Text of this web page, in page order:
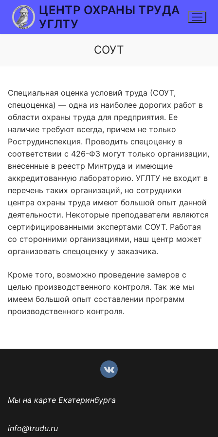
Перейти
содержимому
ЦЕНТР ОХРАНЫ ТРУДА
УГЛТУ
СОУТ
Специальная оценка условий труда (СОУТ,
спецоценка) — одна из наиболее дорогих работ в
области охраны труда для предприятия. Ее
наличие требуют всегда, причем не только
Рострудинспекция. Проводить спецоценку в
соответствии с 426-ФЗ могут только организации,
внесенные в реестр Минтруда и имеющие
аккредитованную лабораторию. УГЛТУ не входит в
перечень таких организаций, но сотрудники
центра охраны труда имеют большой опыт данной
деятельности. Некоторые преподаватели являются
сертифицированными экспертами СОУТ. Работая
со сторонними организациями, наш центр может
организовать спецоценку у заказчика.
Кроме того, возможно проведение замеров с
целью производственного контроля. Так же мы
имеем большой опыт составлении программ
производственного контроля.
Мы на карте Екатеринбурга
info@trudu.ru